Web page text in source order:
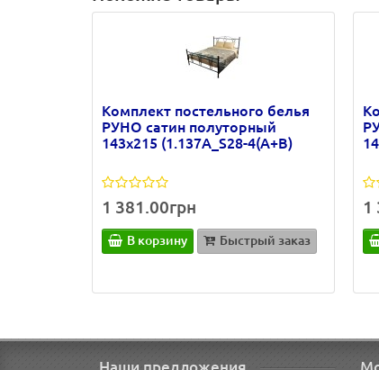
Комплект постельного белья
РУНО сатин полуторный
143х215 (1.137А_S28-4(A+B)
1 381.00грн
В корзину Быстрый заказ
1